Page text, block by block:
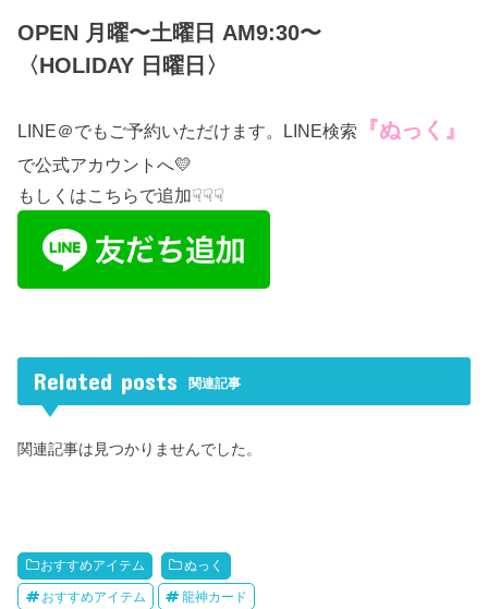
OPEN 月曜〜土曜日 AM9:30〜
〈HOLIDAY 日曜日〉
LINE＠でもご予約いただけます。LINE検索 『ぬっく』
で公式アカウントへ💛
もしくはこちらで追加☟☟☟
Related posts 関連記事
関連記事は見つかりませんでした。
おすすめアイテム ぬっく
おすすめアイテム 龍神カード